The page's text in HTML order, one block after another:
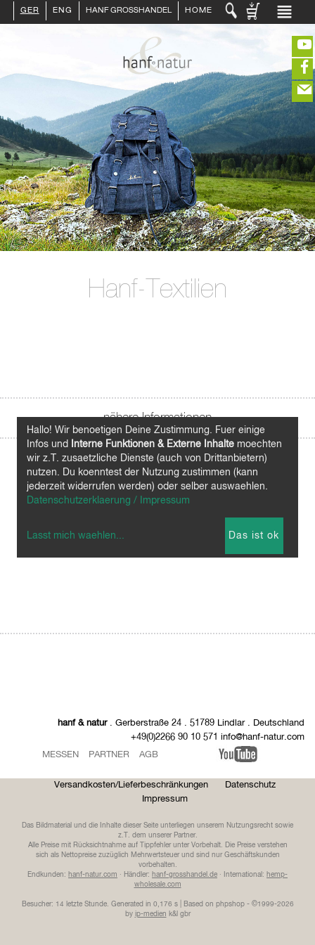
Hanf-Textilien
nähere Informationen
hanf & natur. Gerberstraße 24 . 51789 Lindlar . Deutschland
+49(0)2266 90 10 571 info@hanf-natur.com
MESSEN
PARTNER AGB
Versandkosten/Lieferbeschränkungen
Datenschutz
Impressum
Das Bildmaterial und die Inhalte dieser Seite unterliegen unserem Nutzungsrecht sowie
z.T. dem unserer Partner.
Alle Preise mit Rücksichtnahme auf Tippfehler unter Vorbehalt. Die Preise verstehen
sich als Nettopreise zuzüglich Mehrwertsteuer und sind nur Geschäftskunden
vorbehalten.
Endkunden: hanf-natur.com · Händler: hanf-grosshandel.de · International: hemp-
wholesale.com
Besucher: 14 letzte Stunde. Generated in 0,176 s | Based on phpshop - ©1999-2026
by ip-medien k&l gbr
GER ENG HANF GROSSHANDEL HOME
ENDKUNDE
HANFLEBENSMITTEL
ROHSTOFFE
HANFKOSMETIK
HANFTEXTILIEN
ERLESENES
GETRÄNKE
ÜBER UNS
(portofreier Versand in DE)
EDITIEREN
ZUR KASSE eeeeeeeeeeeeeeeeeeeee
closeNotification.notification-closeffffffffffffffffffffffWarenkorb
ausblenden
Hallo! Wir benoetigen Deine Zustimmung. Fuer einige
Infos und
Interne Funktionen & Externe Inhalte moechten
wir z.T. zusaetzliche Dienste (auch von Drittanbietern)
nutzen. Du koenntest der Nutzung zustimmen (kann
jederzeit widerrufen werden) oder selber auswaehlen.
Datenschutzerklaerung / Impressum
Lasst mich waehlen... Das ist ok